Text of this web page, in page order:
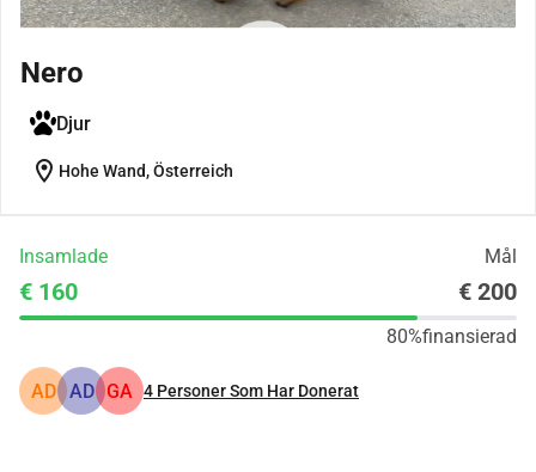
Nero
Djur
location_on Hohe Wand, Österreich
Insamlade Mål
€ 160 € 200
80%finansierad
AD AD GA 4 Personer Som Har Donerat